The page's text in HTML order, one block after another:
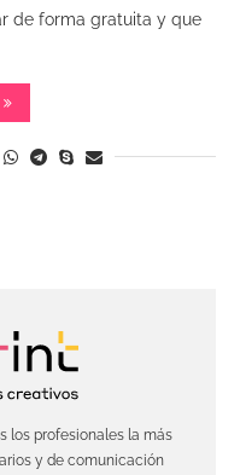
de forma gratuita y que
los profesionales la más
y de comunicación